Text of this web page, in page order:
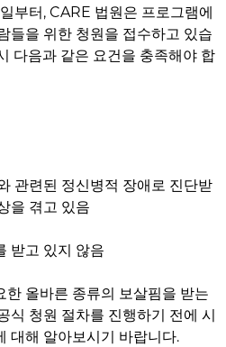
부터, CARE 법원은 프로그램에
들을 위한 청원을 접수하고 있습
다음과 같은 요건을 충족해야 합
관련된 정신병적 장애로 진단받
을 겪고 있음
받고 있지 않음
한 올바른 종류의 보살핌을 받는
식 청원 절차를 진행하기 전에 시
대해 알아보시기 바랍니다.